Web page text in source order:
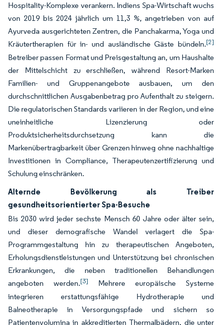
Hospitality-Komplexe verankern. Indiens Spa-Wirtschaft wuchs
von 2019 bis 2024 jährlich um 11,3 %, angetrieben von auf
Ayurveda ausgerichteten Zentren, die Panchakarma, Yoga und
Kräutertherapien für in- und ausländische Gäste bündeln.[2]
Betreiber passen Format und Preisgestaltung an, um Haushalte
der Mittelschicht zu erschließen, während Resort-Marken
Familien- und Gruppenangebote ausbauen, um den
durchschnittlichen Ausgabenbetrag pro Aufenthalt zu steigern.
Die regulatorischen Standards variieren in der Region, und eine
uneinheitliche Lizenzierung oder
Produktsicherheitsdurchsetzung kann die
Markenübertragbarkeit über Grenzen hinweg ohne nachhaltige
Investitionen in Compliance, Therapeutenzertifizierung und
Schulung einschränken.
Alternde Bevölkerung als Treiber
gesundheitsorientierter Spa-Besuche
Bis 2030 wird jeder sechste Mensch 60 Jahre oder älter sein,
und dieser demografische Wandel verlagert die Spa-
Programmgestaltung hin zu therapeutischen Angeboten,
Erholungsdienstleistungen und Unterstützung bei chronischen
Erkrankungen, die neben traditionellen Behandlungen
angeboten werden.[3]
Mehrere europäische Systeme
integrieren erstattungsfähige Hydrotherapie und
Balneotherapie in Versorgungspfade und sichern so
Patientenvolumina in akkreditierten Thermalbädern, die unter